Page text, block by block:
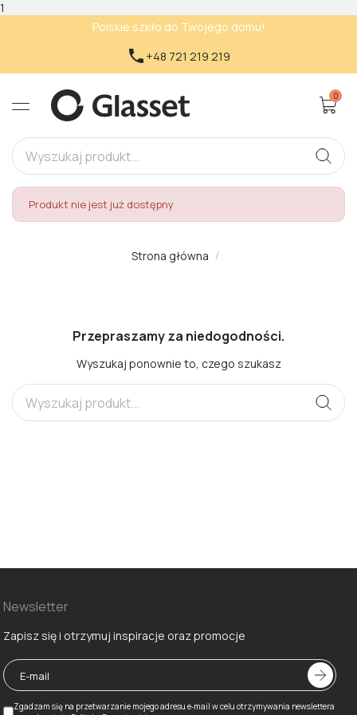
1
Polskie szkło do Twojego domu!
 +48 721 219 219
0
Produkt nie jest już dostępny
Strona główna
Przepraszamy za niedogodności.
Wyszukaj ponownie to, czego szukasz
Newsletter
Zapisz się i otrzymuj inspiracje oraz promocje
Zgadzam się na przetwarzanie mojego adresu e‑mail w celu otrzymywania newslettera